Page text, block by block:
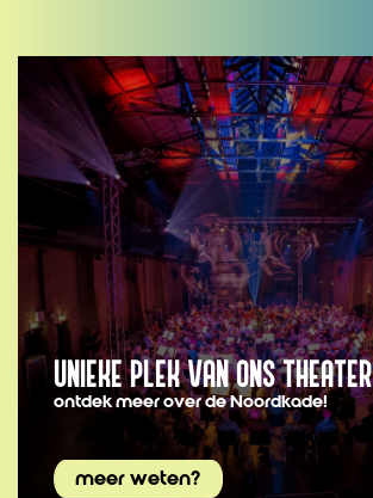
UNIEKE PLEK VAN ONS THEATER
ontdek meer over de Noordkade!
meer weten?